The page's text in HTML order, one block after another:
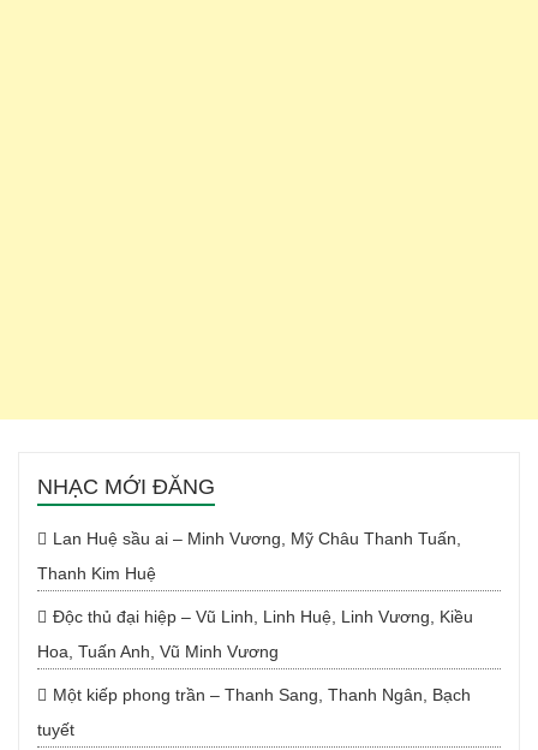
NHẠC MỚI ĐĂNG
Lan Huệ sầu ai – Minh Vương, Mỹ Châu Thanh Tuấn,
Thanh Kim Huệ
Độc thủ đại hiệp – Vũ Linh, Linh Huệ, Linh Vương, Kiều
Hoa, Tuấn Anh, Vũ Minh Vương
Một kiếp phong trần – Thanh Sang, Thanh Ngân, Bạch
tuyết